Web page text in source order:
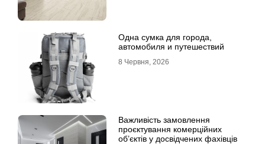
Одна сумка для города,
автомобиля и путешествий
8 Червня, 2026
Важливість замовлення
проєктування комерційних
об’єктів у досвідчених фахівців